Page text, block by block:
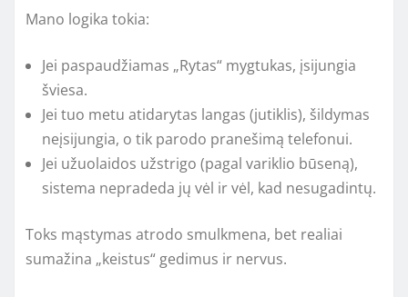
Mano logika tokia:
Jei paspaudžiamas „Rytas“ mygtukas, įsijungia
šviesa.
Jei tuo metu atidarytas langas (jutiklis), šildymas
neįsijungia, o tik parodo pranešimą telefonui.
Jei užuolaidos užstrigo (pagal variklio būseną),
sistema nepradeda jų vėl ir vėl, kad nesugadintų.
Toks mąstymas atrodo smulkmena, bet realiai
sumažina „keistus“ gedimus ir nervus.